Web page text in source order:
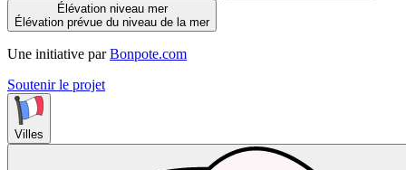
Élévation niveau mer
Élévation prévue du niveau de la mer
Une initiative par Bonpote.com
Soutenir le projet
Villes